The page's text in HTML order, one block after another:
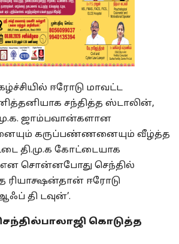
ஈரோடு மாவட்ட
சந்தித்த ஸ்டாலின்,
ஜாம்பவான்களான
கருப்பண்ணனையும் வீழ்த்த
தி.மு.க கோட்டையாக
சொன்னபோது செந்தில்
ரியாக்ஷன்தான் ஈரோடு
தி டவுன்’.
கொடுத்த